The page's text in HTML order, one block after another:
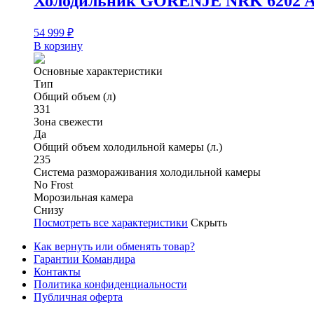
54 999 ₽
В корзину
Основные характеристики
Тип
Общий объем (л)
331
Зона свежести
Да
Общий объем холодильной камеры (л.)
235
Система размораживания холодильной камеры
No Frost
Морозильная камера
Снизу
Посмотреть все характеристики Скрыть
Как вернуть или обменять товар?
Гарантии Командира
Контакты
Политика конфиденциальности
Публичная оферта